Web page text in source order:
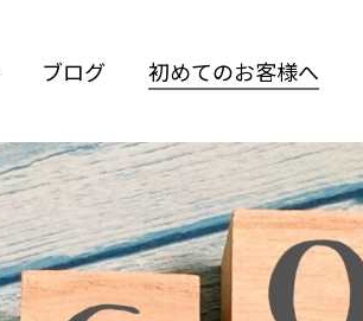
ブログ 初めてのお客様へ